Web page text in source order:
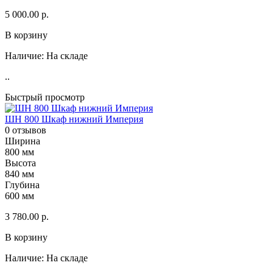
5 000.00 р.
В корзину
Наличие: На складе
..
Быстрый просмотр
ШН 800 Шкаф нижний Империя
0 отзывов
Ширина
800 мм
Высота
840 мм
Глубина
600 мм
3 780.00 р.
В корзину
Наличие: На складе